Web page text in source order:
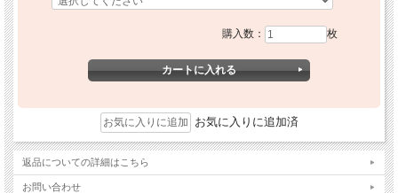
購入数： 枚
お気に入りに追加済
返品についての詳細はこちら
お問い合わせ